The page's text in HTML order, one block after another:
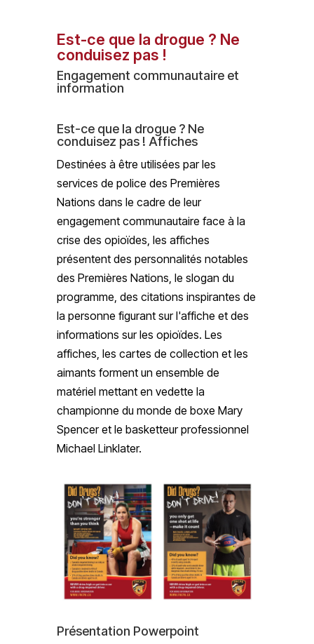
Est-ce que la drogue ? Ne
conduisez pas !
Engagement communautaire et
information
Est-ce que la drogue ? Ne
conduisez pas ! Affiches
Destinées à être utilisées par les
services de police des Premières
Nations dans le cadre de leur
engagement communautaire face à la
crise des opioïdes, les affiches
présentent des personnalités notables
des Premières Nations, le slogan du
programme, des citations inspirantes de
la personne figurant sur l'affiche et des
informations sur les opioïdes. Les
affiches, les cartes de collection et les
aimants forment un ensemble de
matériel mettant en vedette la
championne du monde de boxe Mary
Spencer et le basketteur professionnel
Michael Linklater.
Présentation Powerpoint